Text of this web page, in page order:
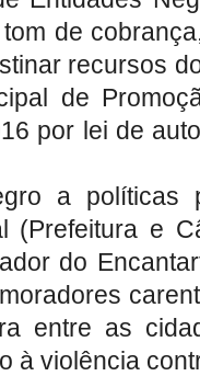
de
recursos
de
por lei de
a políticas
(Prefeitura e
do
entre as
à violência